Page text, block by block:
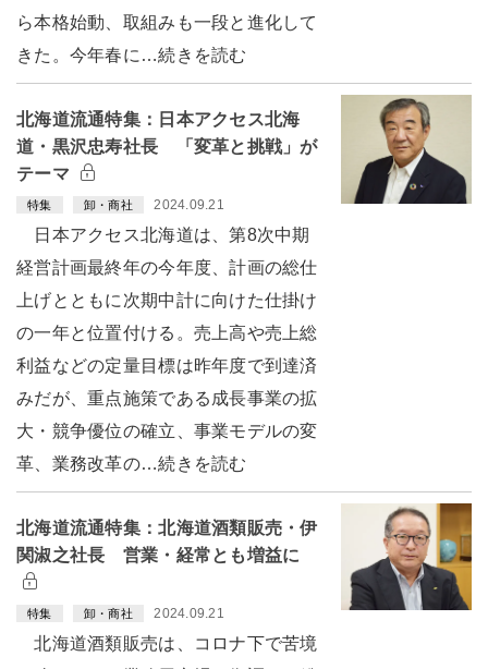
ら本格始動、取組みも一段と進化して
きた。今年春に…続きを読む
北海道流通特集：日本アクセス北海
道・黒沢忠寿社長 「変革と挑戦」が
テーマ
特集 卸・商社 2024.09.21
日本アクセス北海道は、第8次中期
経営計画最終年の今年度、計画の総仕
上げとともに次期中計に向けた仕掛け
の一年と位置付ける。売上高や売上総
利益などの定量目標は昨年度で到達済
みだが、重点施策である成長事業の拡
大・競争優位の確立、事業モデルの変
革、業務改革の…続きを読む
北海道流通特集：北海道酒類販売・伊
関淑之社長 営業・経常とも増益に
特集 卸・商社 2024.09.21
北海道酒類販売は、コロナ下で苦境